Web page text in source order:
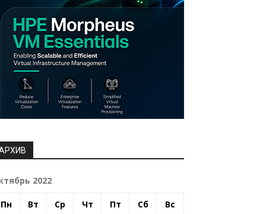
2022
Пн Вт Ср Чт Пт Сб Вс